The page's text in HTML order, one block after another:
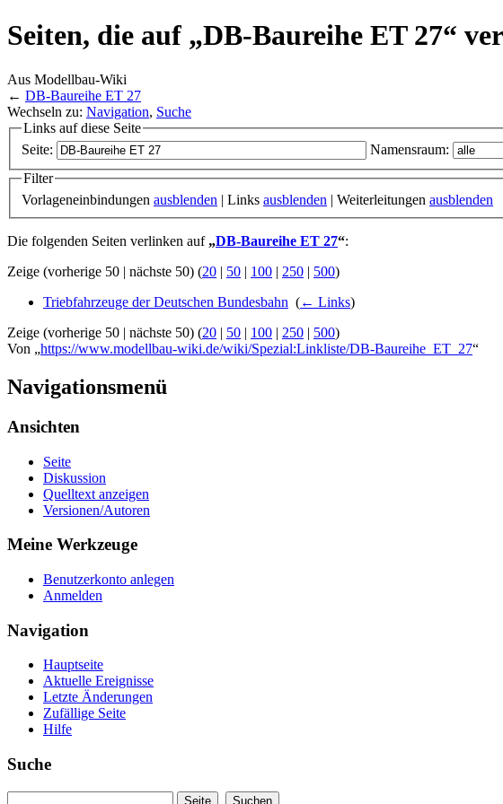
Seiten, die auf „DB-Baureihe ET 27“
Aus Modellbau-Wiki
← DB-Baureihe ET 27
Wechseln zu: Navigation, Suche
Links auf diese Seite
Seite:
Namensraum:
Filter
Vorlageneinbindungen ausblenden | Links ausblenden | Weiterleitungen ausblenden
Die folgenden Seiten verlinken auf „DB-Baureihe ET 27“:
Zeige (vorherige 50 | nächste 50) (20 | 50 | 100 | 250 | 500)
Triebfahrzeuge der Deutschen Bundesbahn (← Links)
Zeige (vorherige 50 | nächste 50) (20 | 50 | 100 | 250 | 500)
Von „https://www.modellbau-wiki.de/wiki/Spezial:Linkliste/DB-Baureihe_ET_27“
Navigationsmenü
Ansichten
Seite
Diskussion
Quelltext anzeigen
Versionen/Autoren
Meine Werkzeuge
Benutzerkonto anlegen
Anmelden
Navigation
Hauptseite
Aktuelle Ereignisse
Letzte Änderungen
Zufällige Seite
Hilfe
Suche